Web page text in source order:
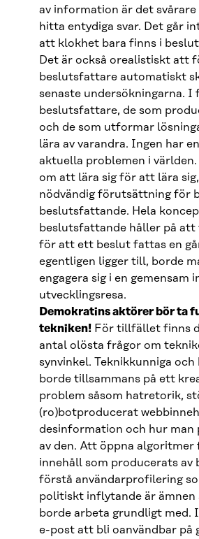
av information är det
hitta entydiga svar. Det går
att klokhet bara finns i
Det är också orealistiskt att
beslutsfattare automatiskt
senaste undersökningarna.
beslutsfattare, de som
och de som utformar
lära av varandra. Ingen har
aktuella problemen i
om att lära sig för att lära
nödvändig förutsättning för
beslutsfattande. Hela
beslutsfattande håller på
för att ett beslut fattas en
egentligen ligger till, borde
engagera sig i en gemensam
utvecklingsresa.
Demokratins aktörer bör ta
tekniken! För tillfället finns
antal olösta frågor om
synvinkel. Teknikkunniga
borde tillsammans på ett
problem såsom hatretorik,
(ro)botproducerat
desinformation och hur man
av den. Att öppna
innehåll som producerats av
förstå användarprofilering
politiskt inflytande är ämnen
borde arbeta grundligt med.
e-post att bli oanvändbar på